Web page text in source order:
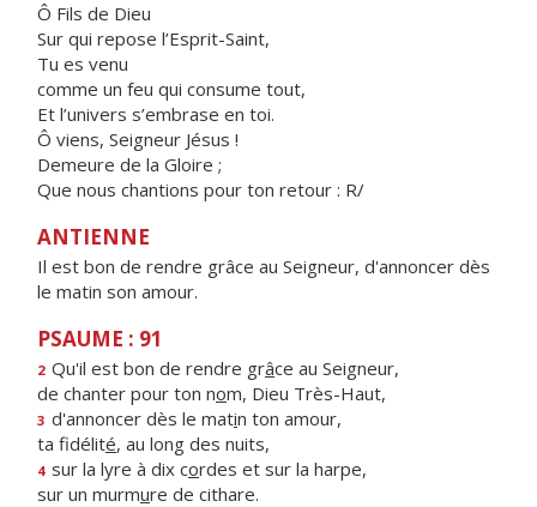
Ô Fils de Dieu
Sur qui repose l’Esprit-Saint,
Tu es venu
comme un feu qui consume tout,
Et l’univers s’embrase en toi.
Ô viens, Seigneur Jésus !
Demeure de la Gloire ;
Que nous chantions pour ton retour : R/
ANTIENNE
Il est bon de rendre grâce au Seigneur, d'annoncer dès
le matin son amour.
PSAUME : 91
2 Qu'il est bon de rendre grâce au Seigneur,
de chanter pour ton nom, Dieu Très-Haut,
3 d'annoncer dès le matin ton amour,
ta fidélité, au long des nuits,
4 sur la lyre à dix cordes et sur la harpe,
sur un murmure de cithare.